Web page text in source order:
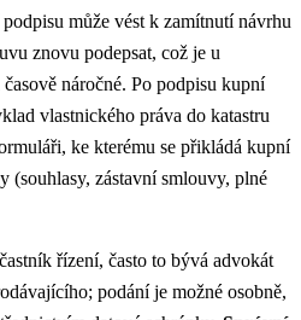
může vést k zamítnutí návrhu
znovu podepsat, což je u
náročné. Po podpisu kupní
vlastnického práva do katastru
ke kterému se přikládá kupní
(souhlasy, zástavní smlouvy, plné
řízení, často to bývá advokát
podání je možné osobně,